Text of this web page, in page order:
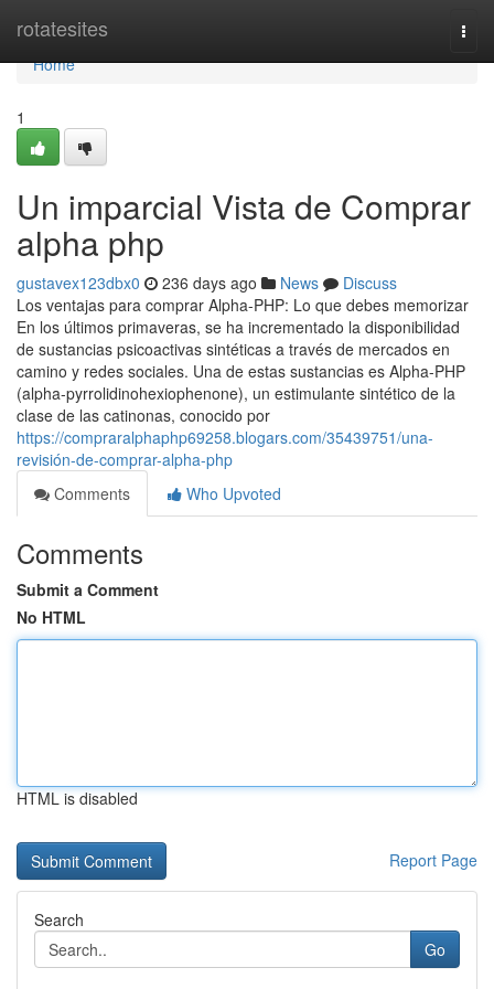
rotatesites
Home
Home
1
Un imparcial Vista de Comprar
alpha php
gustavex123dbx0 236 days ago News
Discuss
Los ventajas para comprar Alpha-PHP: Lo que debes memorizar
En los últimos primaveras, se ha incrementado la disponibilidad
de sustancias psicoactivas sintéticas a través de mercados en
camino y redes sociales. Una de estas sustancias es Alpha-PHP
(alpha-pyrrolidinohexiophenone), un estimulante sintético de la
clase de las catinonas, conocido por
https://compraralphaphp69258.blogars.com/35439751/una-
revisión-de-comprar-alpha-php
Comments
Who Upvoted
Comments
Submit a Comment
No HTML
HTML is disabled
Report Page
Search
Go